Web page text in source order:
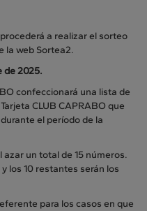
a realizar el sorteo
la web Sortea2.
de 2025.
confeccionará una lista de
CLUB CAPRABO que
el período de la
un total de 15 números.
los 10 restantes serán los
para los casos en que